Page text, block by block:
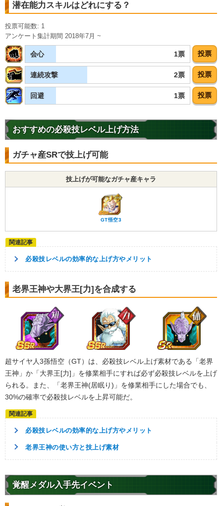
潜在能力スキルはどれにする？
投票可能数: 1
アンケート集計期間 2018年7月 ~
会心 1票 投票
連続攻撃 2票 投票
回避 1票 投票
おすすめの必殺技レベル上げ方法
ガチャ産SRで技上げ可能
技上げが可能なガチャ産キャラ
GT悟空3
必殺技レベルの効率的な上げ方やメリット
老界王神や大界王[力]を合成する
超サイヤ人3孫悟空（GT）は、必殺技レベル上げ素材である「老界
王神」か「大界王[力]」を修業相手にすれば必ず必殺技レベルを上げ
られる。また、「老界王神(居眠り)」を修業相手にした場合でも、
30%の確率で必殺技レベルを上昇可能だ。
必殺技レベルの効率的な上げ方やメリット
老界王神の使い方と技上げ素材
覚醒メダル入手先イベント